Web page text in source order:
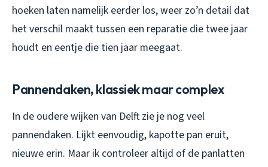
hoeken laten namelijk eerder los, weer zo’n detail dat
het verschil maakt tussen een reparatie die twee jaar
houdt en eentje die tien jaar meegaat.
Pannendaken, klassiek maar complex
In de oudere wijken van Delft zie je nog veel
pannendaken. Lijkt eenvoudig, kapotte pan eruit,
nieuwe erin. Maar ik controleer altijd of de panlatten